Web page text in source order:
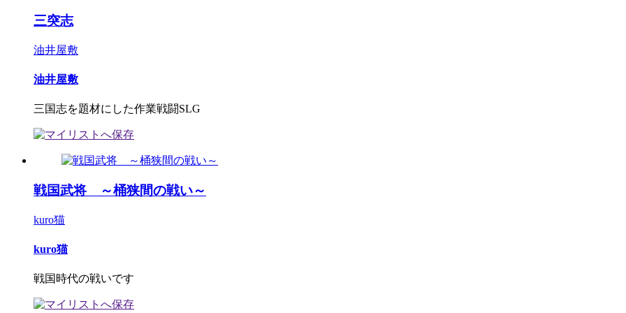
三突志
油井屋敷
油井屋敷
三国志を題材にした作業戦闘SLG
戦国武将 ～桶狭間の戦い～
kuro猫
kuro猫
戦国時代の戦いです